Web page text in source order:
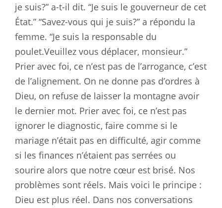
je suis?” a-t-il dit. “Je suis le gouverneur de cet
État.” “Savez-vous qui je suis?” a répondu la
femme. “Je suis la responsable du
poulet.Veuillez vous déplacer, monsieur.”
Prier avec foi, ce n’est pas de l’arrogance, c’est
de l’alignement. On ne donne pas d’ordres à
Dieu, on refuse de laisser la montagne avoir
le dernier mot. Prier avec foi, ce n’est pas
ignorer le diagnostic, faire comme si le
mariage n’était pas en difficulté, agir comme
si les finances n’étaient pas serrées ou
sourire alors que notre cœur est brisé. Nos
problèmes sont réels. Mais voici le principe :
Dieu est plus réel. Dans nos conversations